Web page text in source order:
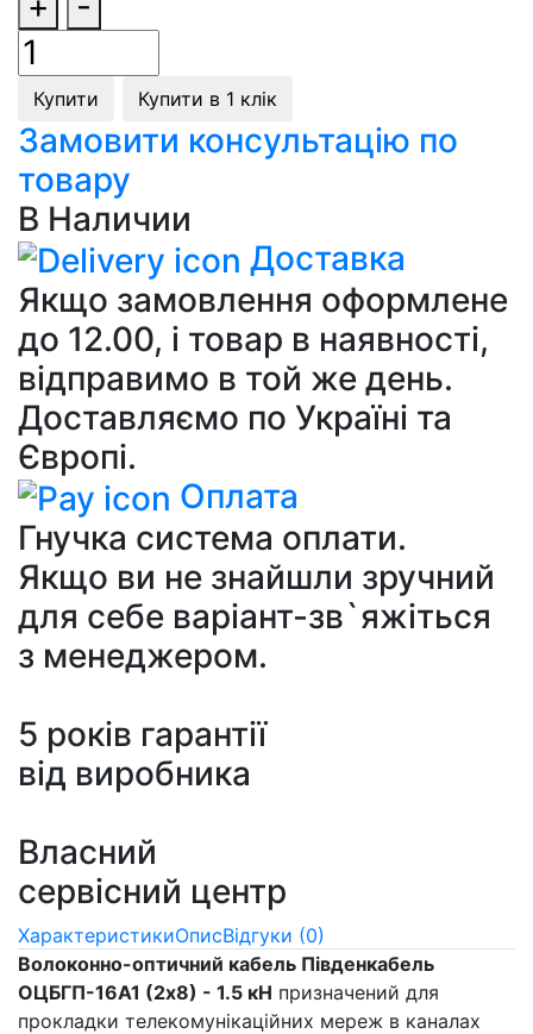
Купити Купити в 1 клік
Замовити консультацію по
товару
В Наличии
Доставка
Якщо замовлення оформлене
до 12.00, і товар в наявності,
відправимо в той же день.
Доставляємо по Україні та
Європі.
Оплата
Гнучка система оплати.
Якщо ви не знайшли зручний
для себе варіант-зв`яжіться
з менеджером.
5 років гарантії
від виробника
Власний
сервісний центр
ХарактеристикиОписВідгуки (0)
Волоконно-оптичний кабель Південкабель
ОЦБГП-16А1 (2х8) - 1.5 кН призначений для
прокладки телекомунікаційних мереж в каналах